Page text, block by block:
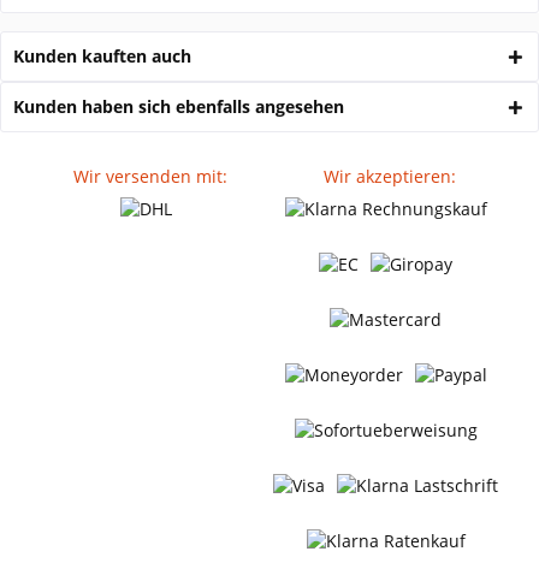
Kunden kauften auch
Kunden haben sich ebenfalls angesehen
Wir versenden mit: Wir akzeptieren: